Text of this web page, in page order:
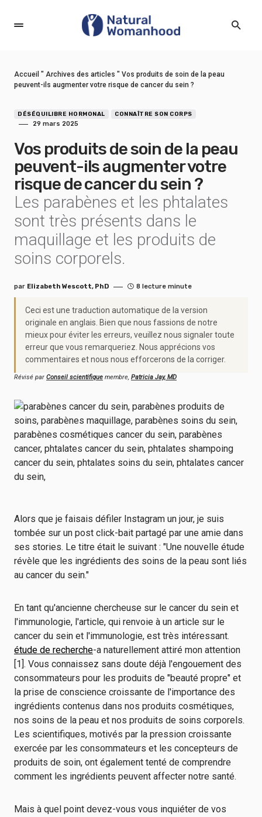
Accueil " Archives des articles " Vos produits de soin de la peau
peuvent-ils augmenter votre risque de cancer du sein ?
DÉSÉQUILIBRE HORMONAL CONNAÎTRE SON CORPS
29 mars 2025
Vos produits de soin de la peau
peuvent-ils augmenter votre
risque de cancer du sein ?
Les parabènes et les phtalates
sont très présents dans le
maquillage et les produits de
soins corporels.
par Elizabeth Wescott, PhD 8 lecture minute
Ceci est une traduction automatique de la version
originale en anglais. Bien que nous fassions de notre
mieux pour éviter les erreurs, veuillez nous signaler toute
erreur que vous remarqueriez. Nous apprécions vos
commentaires et nous nous efforcerons de la corriger.
Révisé par Conseil scientifique membre, Patricia Jay, MD
Alors que je faisais défiler Instagram un jour, je suis
tombée sur un post click-bait partagé par une amie dans
ses stories. Le titre était le suivant : "Une nouvelle étude
révèle que les ingrédients des soins de la peau sont liés
au cancer du sein."
En tant qu'ancienne chercheuse sur le cancer du sein et
l'immunologie, l'article, qui renvoie à un article sur le
cancer du sein et l'immunologie, est très intéressant.
étude de recherche-a naturellement attiré mon attention
[1]. Vous connaissez sans doute déjà l'engouement des
consommateurs pour les produits de "beauté propre" et
la prise de conscience croissante de l'importance des
ingrédients contenus dans nos produits cosmétiques,
nos soins de la peau et nos produits de soins corporels.
Les scientifiques, motivés par la pression croissante
exercée par les consommateurs et les concepteurs de
produits de soin, ont également tenté de comprendre
comment les ingrédients peuvent affecter notre santé.
Mais à quel point devez-vous vous inquiéter de vos